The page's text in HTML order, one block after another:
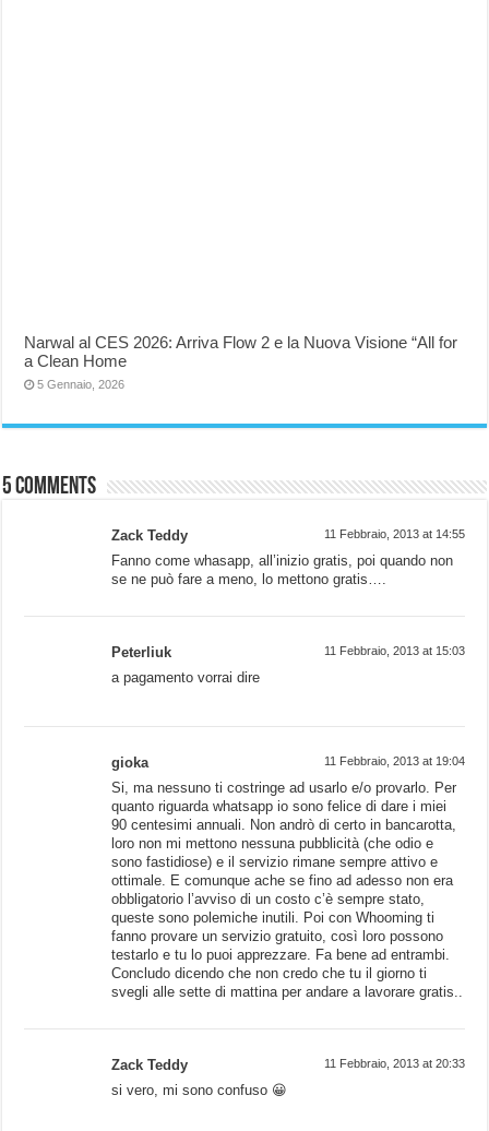
Narwal al CES 2026: Arriva Flow 2 e la Nuova Visione “All for
a Clean Home
5 Gennaio, 2026
5 comments
Zack Teddy 11 Febbraio, 2013 at 14:55
Fanno come whasapp, all’inizio gratis, poi quando non
se ne può fare a meno, lo mettono gratis….
Peterliuk 11 Febbraio, 2013 at 15:03
a pagamento vorrai dire
gioka 11 Febbraio, 2013 at 19:04
Si, ma nessuno ti costringe ad usarlo e/o provarlo. Per
quanto riguarda whatsapp io sono felice di dare i miei
90 centesimi annuali. Non andrò di certo in bancarotta,
loro non mi mettono nessuna pubblicità (che odio e
sono fastidiose) e il servizio rimane sempre attivo e
ottimale. E comunque ache se fino ad adesso non era
obbligatorio l’avviso di un costo c’è sempre stato,
queste sono polemiche inutili. Poi con Whooming ti
fanno provare un servizio gratuito, così loro possono
testarlo e tu lo puoi apprezzare. Fa bene ad entrambi.
Concludo dicendo che non credo che tu il giorno ti
svegli alle sette di mattina per andare a lavorare gratis..
Zack Teddy 11 Febbraio, 2013 at 20:33
si vero, mi sono confuso 😀